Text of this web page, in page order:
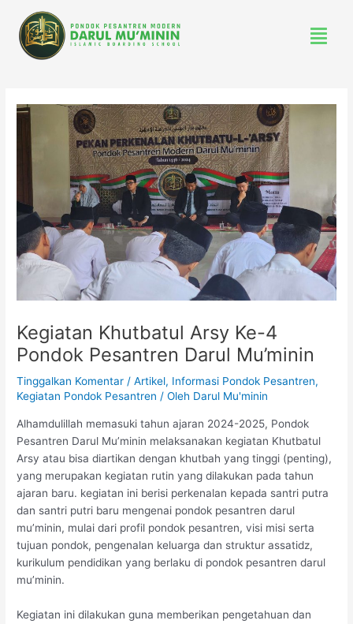
konten
Menu
Kegiatan Khutbatul Arsy Ke-4
Pondok Pesantren Darul Mu’minin
Tinggalkan Komentar /Artikel, Informasi Pondok Pesantren,
Kegiatan Pondok Pesantren / Oleh Darul Mu'minin
Alhamdulillah memasuki tahun ajaran 2024-2025, Pondok
Pesantren Darul Mu’minin melaksanakan kegiatan Khutbatul
Arsy atau bisa diartikan dengan khutbah yang tinggi (penting),
yang merupakan kegiatan rutin yang dilakukan pada tahun
ajaran baru. kegiatan ini berisi perkenalan kepada santri putra
dan santri putri baru mengenai pondok pesantren darul
mu’minin, mulai dari profil pondok pesantren, visi misi serta
tujuan pondok, pengenalan keluarga dan struktur assatidz,
kurikulum pendidikan yang berlaku di pondok pesantren darul
mu’minin.
Kegiatan ini dilakukan guna memberikan pengetahuan dan